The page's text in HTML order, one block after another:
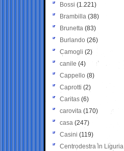
Bossi (1.221)
Brambilla (38)
Brunetta (83)
Burlando (26)
Camogli (2)
canile (4)
Cappello (8)
Caprotti (2)
Caritas (6)
carovita (170)
casa (247)
Casini (119)
Centrodestra in Liguria